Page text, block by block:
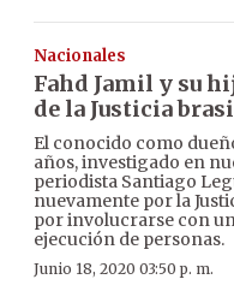
Nacionales
Fahd Jamil y su
de la Justicia
El conocido como
años, investigado en
periodista Santiago
nuevamente por la
por involucrarse con
ejecución de personas.
Junio 18, 2020 03:50 p. m.